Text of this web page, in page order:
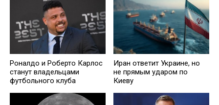
Роналдо и Роберто Карлос
станут владельцами
футбольного клуба
Иран ответит Украине, но
не прямым ударом по
Киеву